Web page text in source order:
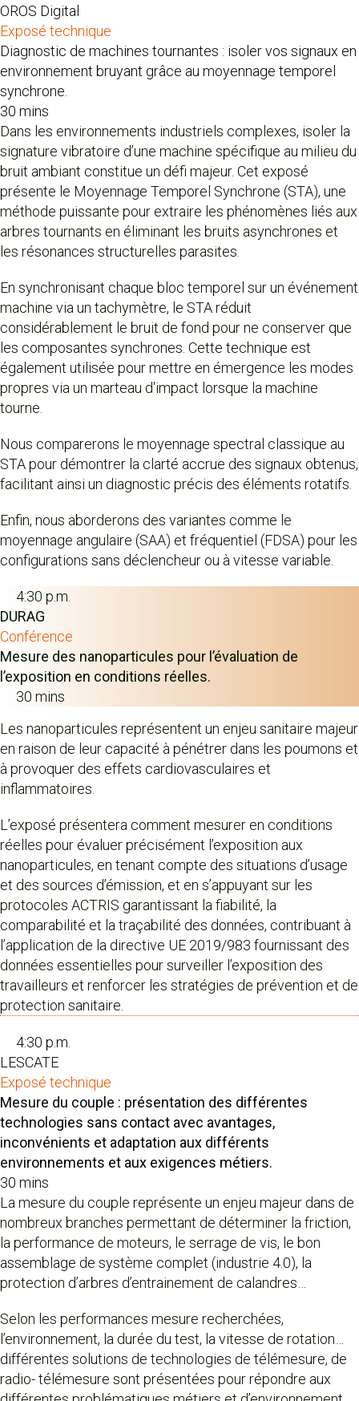
OROS Digital
Exposé technique
Diagnostic de machines tournantes : isoler vos signaux en
environnement bruyant grâce au moyennage temporel
synchrone.
30 mins
Dans les environnements industriels complexes, isoler la
signature vibratoire d’une machine spécifique au milieu du
bruit ambiant constitue un défi majeur. Cet exposé
présente le Moyennage Temporel Synchrone (STA), une
méthode puissante pour extraire les phénomènes liés aux
arbres tournants en éliminant les bruits asynchrones et
les résonances structurelles parasites.
En synchronisant chaque bloc temporel sur un événement
machine via un tachymètre, le STA réduit
considérablement le bruit de fond pour ne conserver que
les composantes synchrones. Cette technique est
également utilisée pour mettre en émergence les modes
propres via un marteau d'impact lorsque la machine
tourne.
Nous comparerons le moyennage spectral classique au
STA pour démontrer la clarté accrue des signaux obtenus,
facilitant ainsi un diagnostic précis des éléments rotatifs.
Enfin, nous aborderons des variantes comme le
moyennage angulaire (SAA) et fréquentiel (FDSA) pour les
configurations sans déclencheur ou à vitesse variable.
4:30 p.m.
DURAG
Conférence
Mesure des nanoparticules pour l’évaluation de
l’exposition en conditions réelles.
30 mins
Les nanoparticules représentent un enjeu sanitaire majeur
en raison de leur capacité à pénétrer dans les poumons et
à provoquer des effets cardiovasculaires et
inflammatoires.
L’exposé présentera comment mesurer en conditions
réelles pour évaluer précisément l’exposition aux
nanoparticules, en tenant compte des situations d’usage
et des sources d’émission, et en s’appuyant sur les
protocoles ACTRIS garantissant la fiabilité, la
comparabilité et la traçabilité des données, contribuant à
l’application de la directive UE 2019/983 fournissant des
données essentielles pour surveiller l’exposition des
travailleurs et renforcer les stratégies de prévention et de
protection sanitaire.
4:30 p.m.
LESCATE
Exposé technique
Mesure du couple : présentation des différentes
technologies sans contact avec avantages,
inconvénients et adaptation aux différents
environnements et aux exigences métiers.
30 mins
La mesure du couple représente un enjeu majeur dans de
nombreux branches permettant de déterminer la friction,
la performance de moteurs, le serrage de vis, le bon
assemblage de système complet (industrie 4.0), la
protection d’arbres d’entrainement de calandres…
Selon les performances mesure recherchées,
l’environnement, la durée du test, la vitesse de rotation…
différentes solutions de technologies de télémesure, de
radio- télémesure sont présentées pour répondre aux